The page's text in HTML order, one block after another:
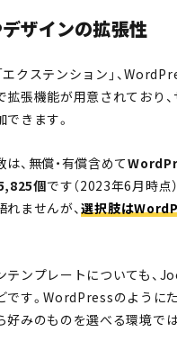
ザインの拡張性
クステンション」、
拡張機能が用意されており
きます。
、無償・有償含めて
個です（2023年6月時点
れませんが、選択肢は
テンプレートについても、
です。WordPressのように
好みのものを選べる環境で